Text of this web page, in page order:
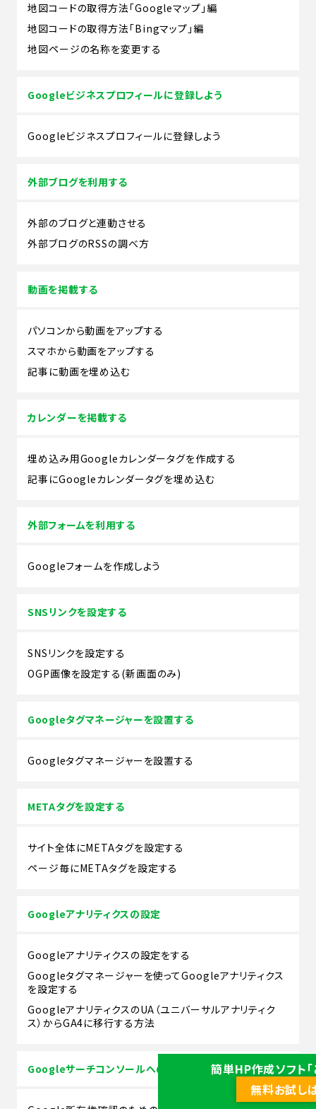
地図コードの取得方法「Googleマップ」編
地図コードの取得方法「Bingマップ」編
地図ページの名称を変更する
Googleビジネスプロフィールに登録しよう
Googleビジネスプロフィールに登録しよう
外部ブログを利用する
外部のブログと連動させる
外部ブログのRSSの調べ方
動画を掲載する
パソコンから動画をアップする
スマホから動画をアップする
記事に動画を埋め込む
カレンダーを掲載する
埋め込み用Googleカレンダータグを作成する
記事にGoogleカレンダータグを埋め込む
外部フォームを利用する
Googleフォームを作成しよう
SNSリンクを設定する
SNSリンクを設定する
OGP画像を設定する(新画面のみ)
Googleタグマネージャーを設置する
Googleタグマネージャーを設置する
METAタグを設定する
サイト全体にMETAタグを設定する
ページ毎にMETAタグを設定する
Googleアナリティクスの設定
Googleアナリティクスの設定をする
Googleタグマネージャーを使ってGoogleアナリティクス
を設定する
GoogleアナリティクスのUA（ユニバーサルアナリティク
ス）からGA4に移行する方法
Googleサーチコンソールへの登録
簡単HP作成ソフト「
無料お試し